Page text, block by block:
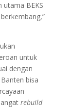
utama BEKS
untuk
dengan
bisa
rebuild